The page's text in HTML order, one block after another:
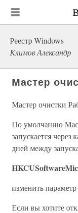
Реестр Windows
Климов Александр
Мастер
Мастер очистки
По умолчанию
запускается
дней между
изменить
Если вы хотите